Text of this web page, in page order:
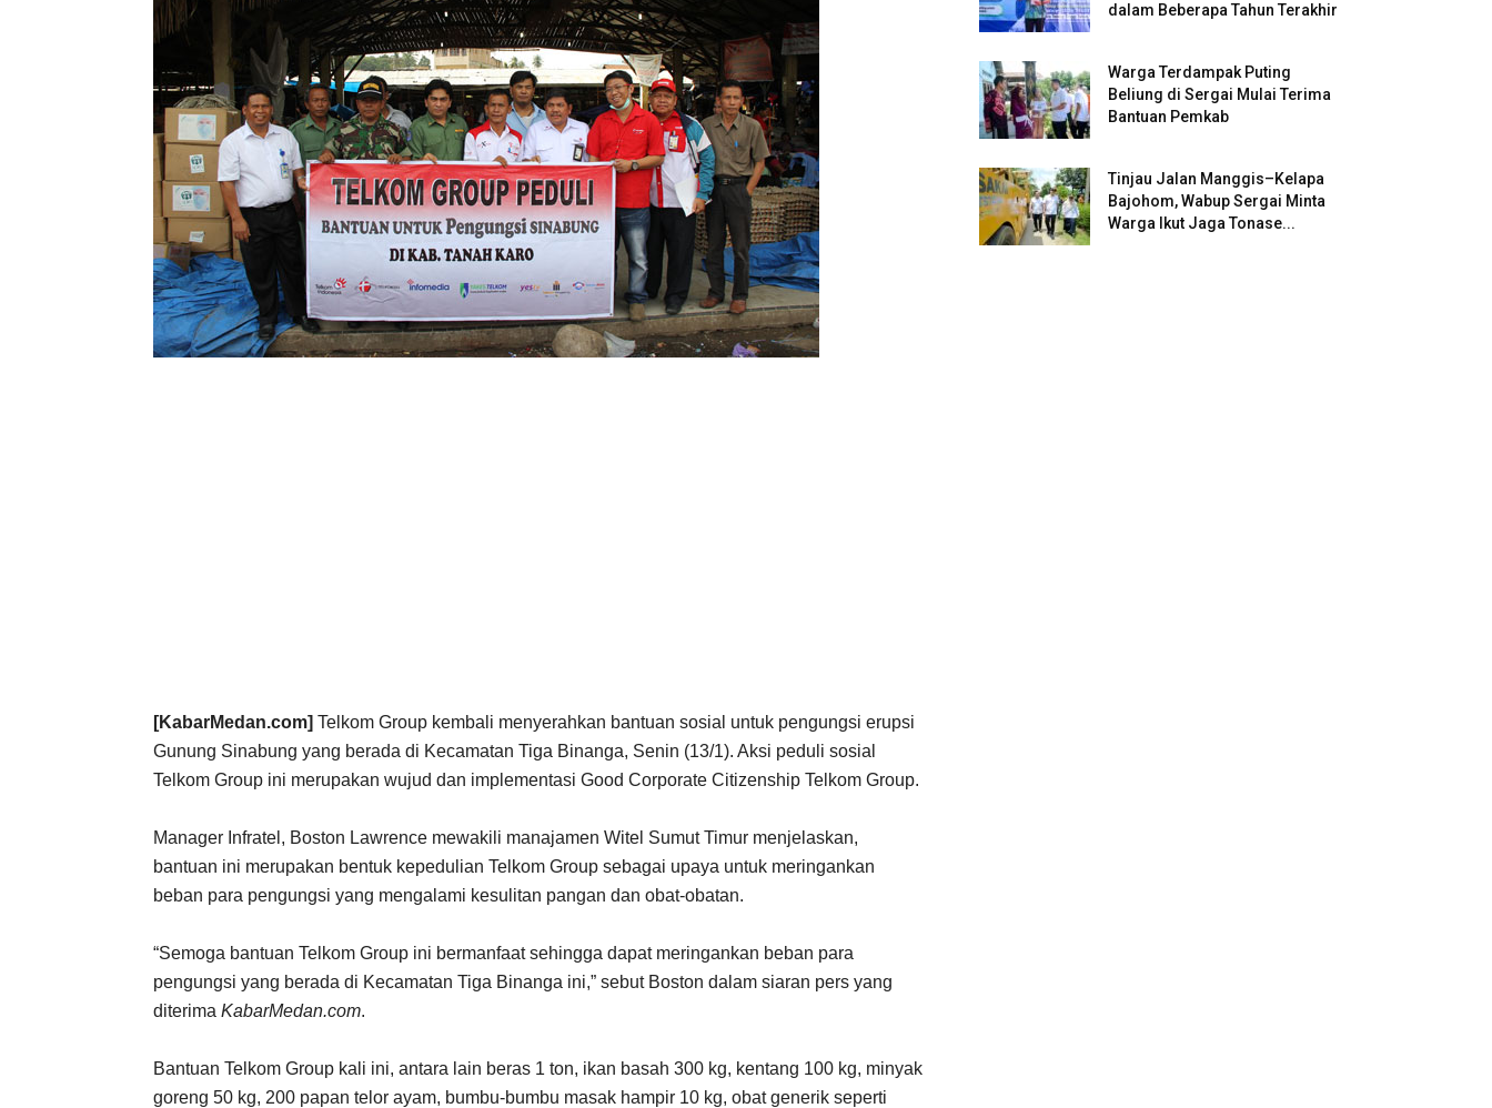
[KabarMedan.com] Telkom Group kembali menyerahkan bantuan sosial untuk pengungsi erupsi
Gunung Sinabung yang berada di Kecamatan Tiga Binanga, Senin (13/1). Aksi peduli sosial
Telkom Group ini merupakan wujud dan implementasi Good Corporate Citizenship Telkom Group.
Manager Infratel, Boston Lawrence mewakili manajamen Witel Sumut Timur menjelaskan,
bantuan ini merupakan bentuk kepedulian Telkom Group sebagai upaya untuk meringankan
beban para pengungsi yang mengalami kesulitan pangan dan obat-obatan.
“Semoga bantuan Telkom Group ini bermanfaat sehingga dapat meringankan beban para
pengungsi yang berada di Kecamatan Tiga Binanga ini,” sebut Boston dalam siaran pers yang
diterima KabarMedan.com.
Bantuan Telkom Group kali ini, antara lain beras 1 ton, ikan basah 300 kg, kentang 100 kg, minyak
goreng 50 kg, 200 papan telor ayam, bumbu-bumbu masak hampir 10 kg, obat generik seperti
dalam Beberapa Tahun Terakhir
Warga Terdampak Puting
Beliung di Sergai Mulai Terima
Bantuan Pemkab
Tinjau Jalan Manggis–Kelapa
Bajohom, Wabup Sergai Minta
Warga Ikut Jaga Tonase...